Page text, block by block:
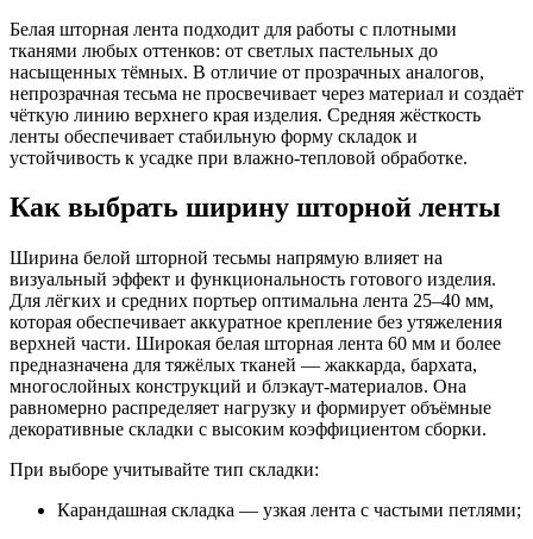
Белая шторная лента подходит для работы с плотными
тканями любых оттенков: от светлых пастельных до
насыщенных тёмных. В отличие от прозрачных аналогов,
непрозрачная тесьма не просвечивает через материал и создаёт
чёткую линию верхнего края изделия. Средняя жёсткость
ленты обеспечивает стабильную форму складок и
устойчивость к усадке при влажно-тепловой обработке.
Как выбрать ширину шторной ленты
Ширина белой шторной тесьмы напрямую влияет на
визуальный эффект и функциональность готового изделия.
Для лёгких и средних портьер оптимальна лента 25–40 мм,
которая обеспечивает аккуратное крепление без утяжеления
верхней части. Широкая белая шторная лента 60 мм и более
предназначена для тяжёлых тканей — жаккарда, бархата,
многослойных конструкций и блэкаут-материалов. Она
равномерно распределяет нагрузку и формирует объёмные
декоративные складки с высоким коэффициентом сборки.
При выборе учитывайте тип складки:
Карандашная складка — узкая лента с частыми петлями;